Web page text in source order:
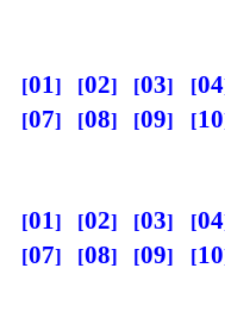
01 02 03 04
07
08 09 10
01 02 03 04
07
08 09 10